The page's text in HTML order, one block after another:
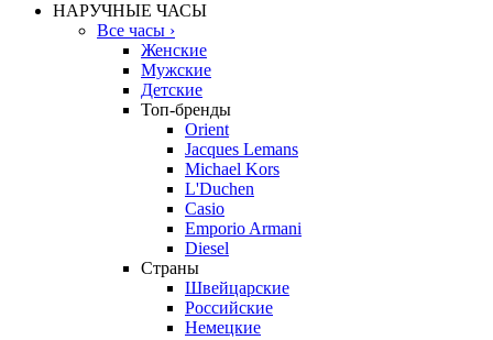
НАРУЧНЫЕ ЧАСЫ
Все часы ›
Женские
Мужские
Детские
Топ-бренды
Orient
Jacques Lemans
Michael Kors
L'Duchen
Casio
Emporio Armani
Diesel
Страны
Швейцарские
Российские
Немецкие